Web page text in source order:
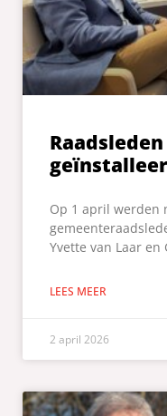
Op 1 april werden
Yvette van Laar en
LEES MEER
2 april 2026